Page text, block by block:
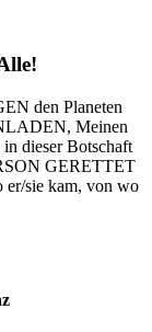
den Planeten
Meinen
dieser Botschaft
GERETTET
sie kam, von wo